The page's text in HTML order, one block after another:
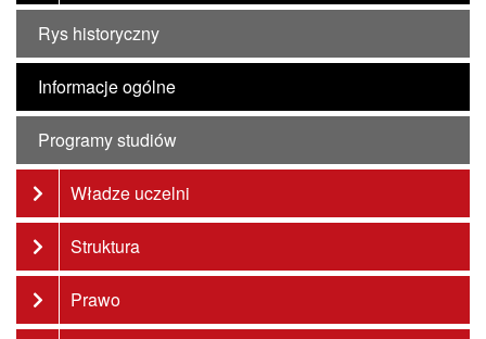
Rys historyczny
Informacje ogólne
Programy studiów
Władze uczelni
Struktura
Prawo